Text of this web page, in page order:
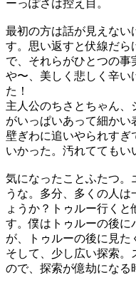
ーっぽさは控え目。
最初の方は話が見えない
す。思い返すと伏線だら
で、それらがひとつの事
や〜、美しく悲しく辛い
た！
主人公のちさとちゃん、
がいっぱいあって細かい
壁ぎわに追いやられすぎ
いかった。汚れててもい
気になったことふたつ。
うな。多分、多くの人
ょうか？トゥルー行くと
す。僕はトゥルーの後に
が、トゥルーの後に見た
そして、少し広い探索。
ので、探索が億劫になる